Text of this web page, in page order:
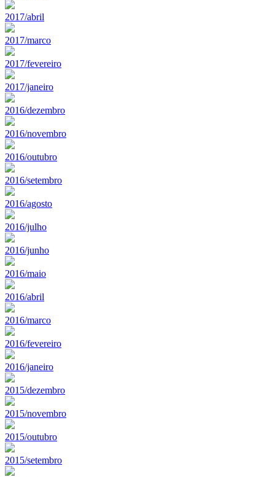
2017/abril
2017/marco
2017/fevereiro
2017/janeiro
2016/dezembro
2016/novembro
2016/outubro
2016/setembro
2016/agosto
2016/julho
2016/junho
2016/maio
2016/abril
2016/marco
2016/fevereiro
2016/janeiro
2015/dezembro
2015/novembro
2015/outubro
2015/setembro